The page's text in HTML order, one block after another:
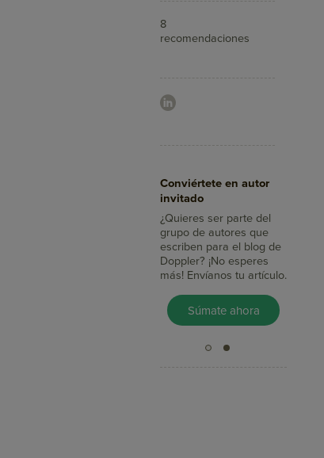
8
recomendaciones
Conviértete en autor
invitado
¿Quieres ser parte del
grupo de autores que
escriben para el blog de
Doppler? ¡No esperes
más! Envíanos tu artículo.
Súmate ahora